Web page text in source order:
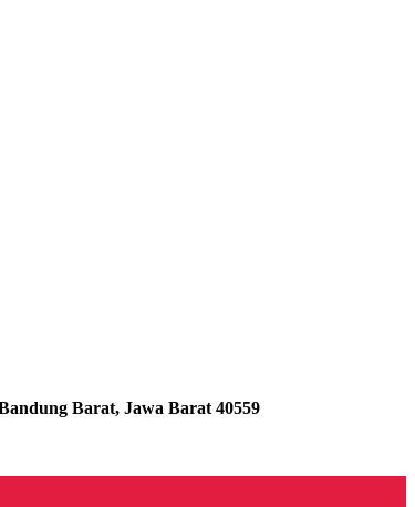
Barat, Jawa Barat 40559